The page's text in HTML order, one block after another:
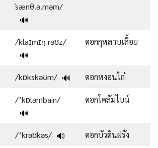
ˈsænθ.ə.məm/
🔊
/ˈklaɪmɪŋ rəʊz/
🔊
ดอกกุหลาบเลื้อย
/ˈkɒkskəʊm/ 🔊 ดอกหงอนไก่
/’kɒləmbain/
🔊
ดอกโคลัมไบน์
/’krəʊkəs/ 🔊 ดอกบัวดินฝรั่ง